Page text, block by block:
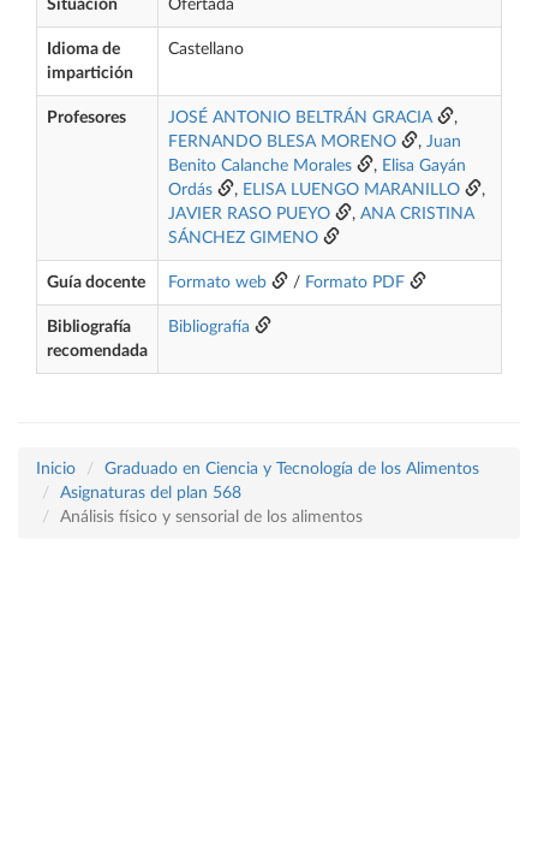
Situación Ofertada
Idioma de
impartición
Castellano
Profesores JOSÉ ANTONIO BELTRÁN GRACIA
,
FERNANDO BLESA MORENO
, Juan
Benito Calanche Morales
, Elisa Gayán
Ordás
, ELISA LUENGO MARANILLO
,
JAVIER RASO PUEYO
, ANA CRISTINA
SÁNCHEZ GIMENO
Guía docente Formato web / Formato PDF
Bibliografía
recomendada
Bibliografía
Inicio
Graduado en Ciencia y Tecnología de los Alimentos
Asignaturas del plan 568
Análisis físico y sensorial de los alimentos